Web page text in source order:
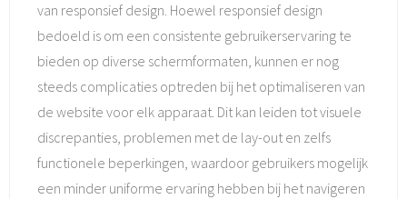
van responsief design. Hoewel responsief design
bedoeld is om een consistente gebruikerservaring te
bieden op diverse schermformaten, kunnen er nog
steeds complicaties optreden bij het optimaliseren van
de website voor elk apparaat. Dit kan leiden tot visuele
discrepanties, problemen met de lay-out en zelfs
functionele beperkingen, waardoor gebruikers mogelijk
een minder uniforme ervaring hebben bij het navigeren